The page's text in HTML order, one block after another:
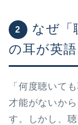
2
なぜ「
の耳が英
「何度聴いて
才能がないか
す。しかし、